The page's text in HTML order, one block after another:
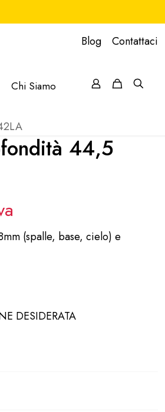
Blog Contattaci
Chi Siamo
44,5
(spalle, base, cielo) e
DESIDERATA